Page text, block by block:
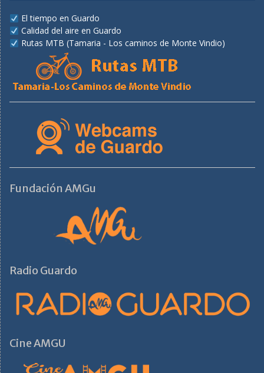
El tiempo en Guardo
Calidad del aire en Guardo
Rutas MTB (Tamaria - Los caminos de Monte Vindio)
Fundación AMGu
Radio Guardo
Cine AMGU